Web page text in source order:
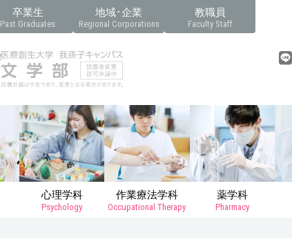
卒業生
Past Graduates
地域･企業
Regional Corporations
教職員
Faculty Staff
心理学科
Psychology
作業療法学科
Occupational Therapy
薬学科
Pharmacy